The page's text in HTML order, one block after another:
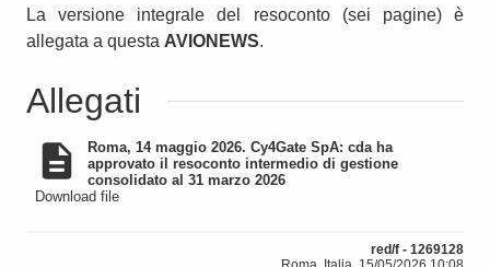
La versione integrale del resoconto (sei pagine) è
allegata a questa AVIONEWS.
Allegati
Roma, 14 maggio 2026. Cy4Gate SpA: cda ha
approvato il resoconto intermedio di gestione
consolidato al 31 marzo 2026
Download file
red/f - 1269128